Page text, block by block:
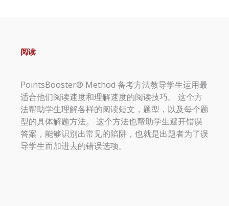
阅读
PointsBooster® Method 备考方法教导学生运用最
适合他们阅读速度和理解速度的阅读技巧。 这个方
法帮助学生理解各样的阅读短文，题型，以及每个题
型的具体解题方法。 这个方法也帮助学生避开错误
答案，能够识别出常见的陷阱，也就是出题者为了误
导学生而加进去的错误选项。